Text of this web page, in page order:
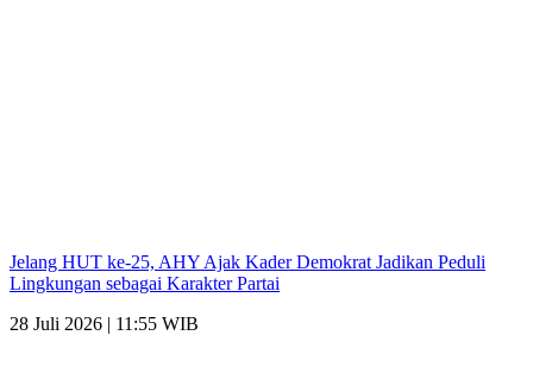
Jelang HUT ke-25, AHY Ajak Kader Demokrat Jadikan Peduli
Lingkungan sebagai Karakter Partai
28 Juli 2026 | 11:55 WIB